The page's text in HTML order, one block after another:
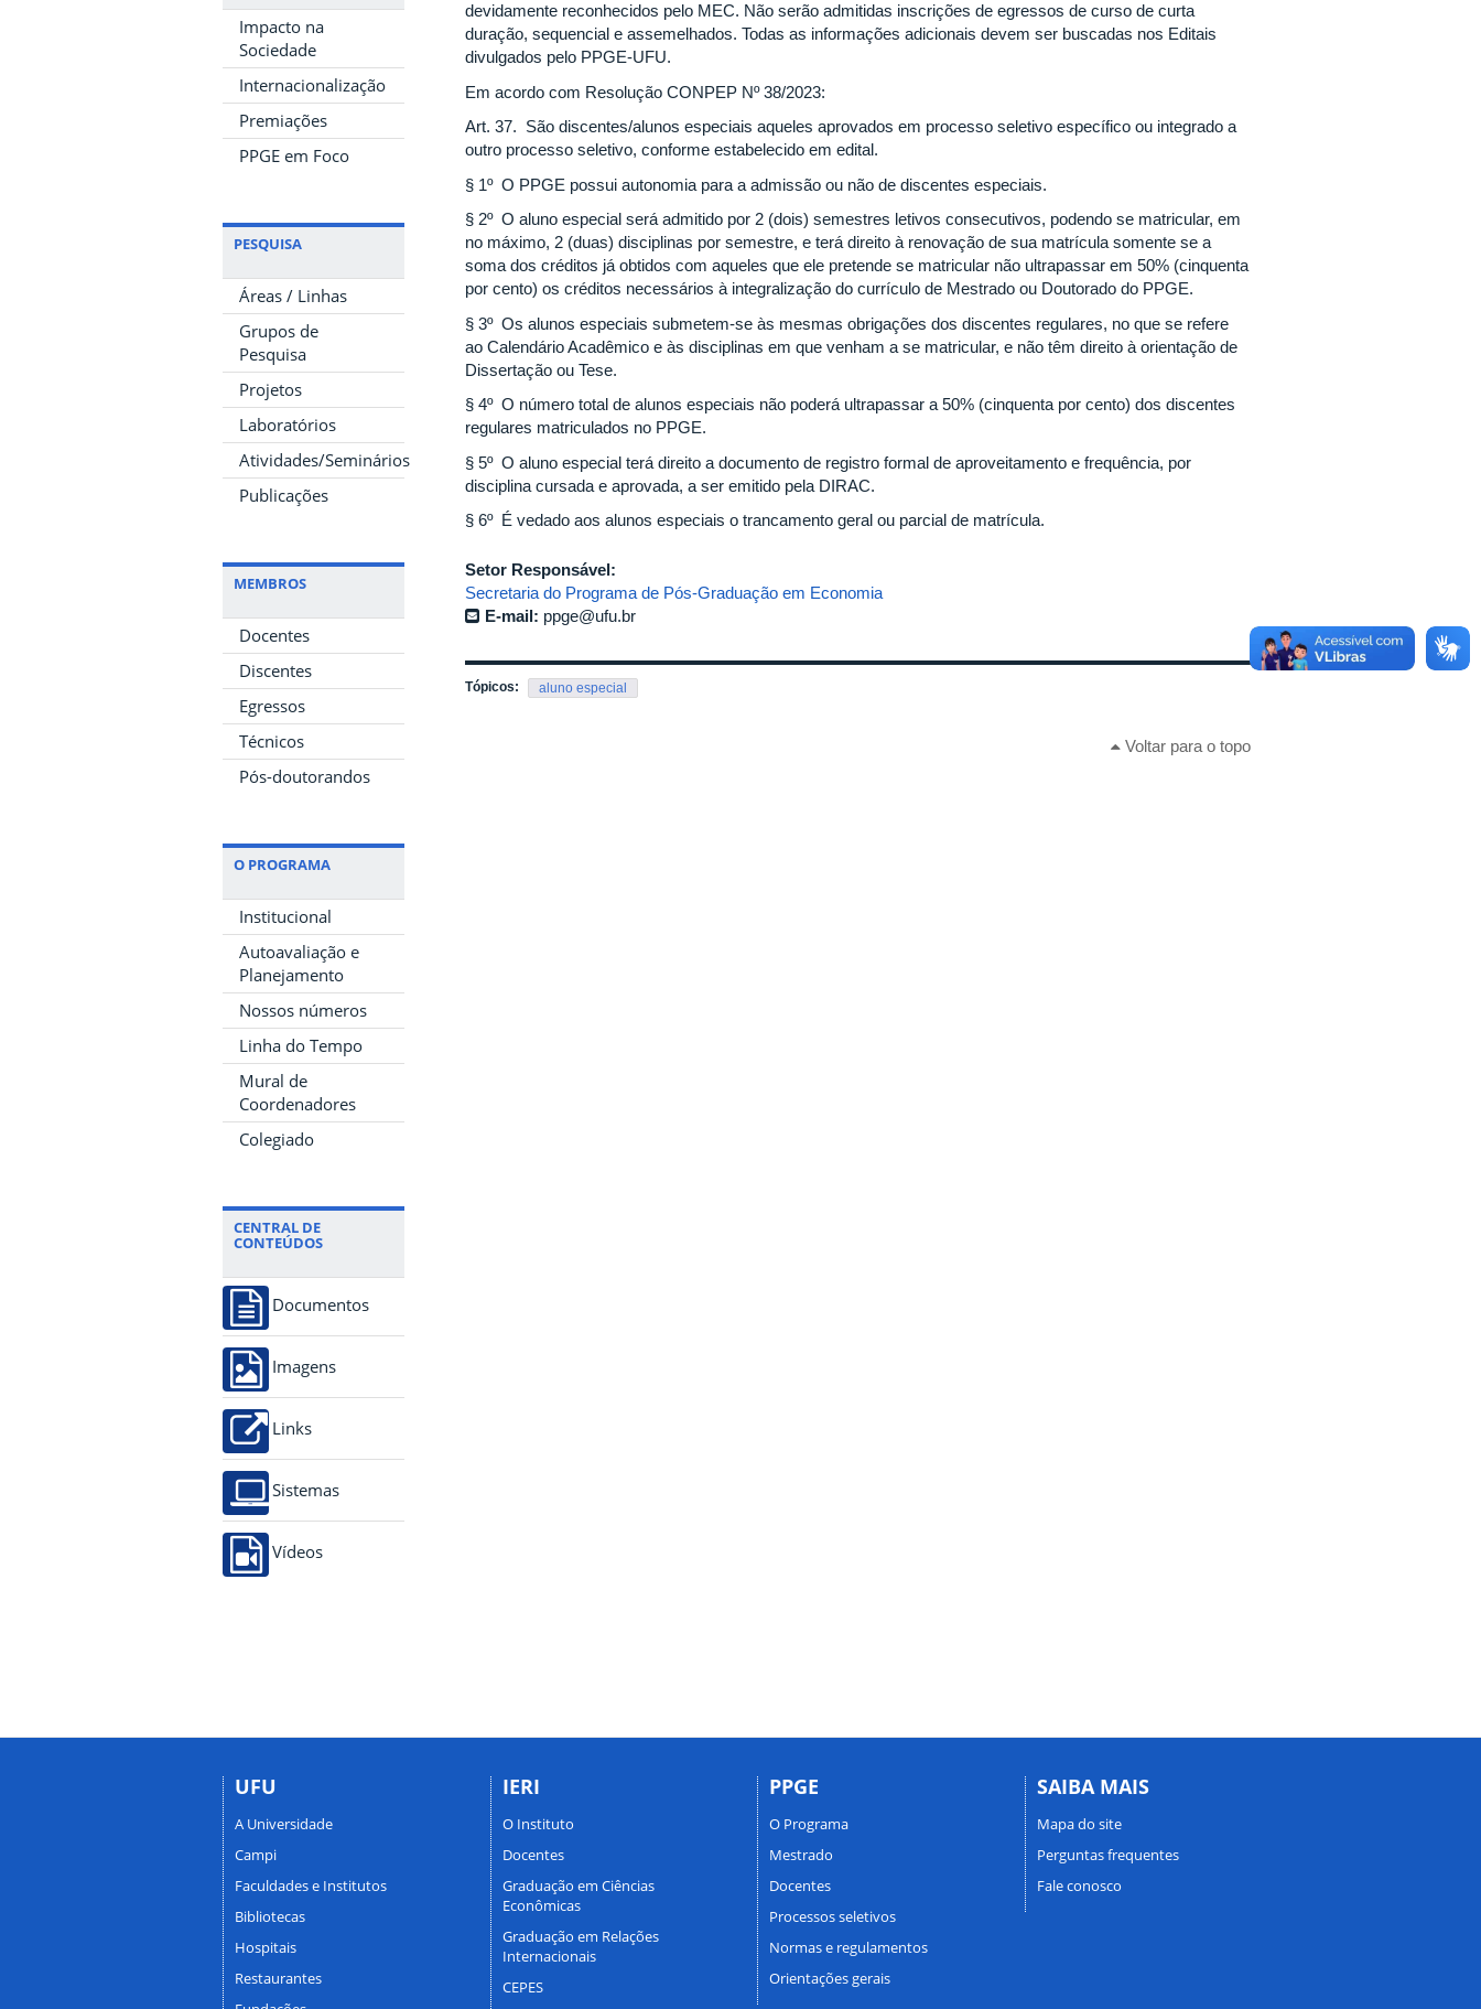
Impacto na
Sociedade
Internacionalização
Premiações
PPGE em Foco
PESQUISA
Áreas / Linhas
Grupos de
Pesquisa
Projetos
Laboratórios
Atividades/Seminários
Publicações
MEMBROS
Docentes
Discentes
Egressos
Técnicos
Pós-doutorandos
O PROGRAMA
Institucional
Autoavaliação e
Planejamento
Nossos números
Linha do Tempo
Mural de
Coordenadores
Colegiado
CENTRAL DE
CONTEÚDOS
Documentos
Imagens
Links
Sistemas
Vídeos
devidamente reconhecidos pelo MEC. Não serão admitidas inscrições de egressos de curso de curta
duração, sequencial e assemelhados. Todas as informações adicionais devem ser buscadas nos Editais
divulgados pelo PPGE-UFU.
Em acordo com Resolução CONPEP Nº 38/2023:
Art. 37. São discentes/alunos especiais aqueles aprovados em processo seletivo específico ou integrado a
outro processo seletivo, conforme estabelecido em edital.
§ 1º O PPGE possui autonomia para a admissão ou não de discentes especiais.
§ 2º O aluno especial será admitido por 2 (dois) semestres letivos consecutivos, podendo se matricular, em
no máximo, 2 (duas) disciplinas por semestre, e terá direito à renovação de sua matrícula somente se a
soma dos créditos já obtidos com aqueles que ele pretende se matricular não ultrapassar em 50% (cinquenta
por cento) os créditos necessários à integralização do currículo de Mestrado ou Doutorado do PPGE.
§ 3º Os alunos especiais submetem-se às mesmas obrigações dos discentes regulares, no que se refere
ao Calendário Acadêmico e às disciplinas em que venham a se matricular, e não têm direito à orientação de
Dissertação ou Tese.
§ 4º O número total de alunos especiais não poderá ultrapassar a 50% (cinquenta por cento) dos discentes
regulares matriculados no PPGE.
§ 5º O aluno especial terá direito a documento de registro formal de aproveitamento e frequência, por
disciplina cursada e aprovada, a ser emitido pela DIRAC.
§ 6º É vedado aos alunos especiais o trancamento geral ou parcial de matrícula.
Setor Responsável:
Secretaria do Programa de Pós-Graduação em Economia
E-mail: ppge@ufu.br
Tópicos: aluno especial
Voltar para o topo
UFU
A Universidade
Campi
Faculdades e Institutos
Bibliotecas
Hospitais
Restaurantes
IERI
O Instituto
Docentes
Graduação em Ciências
Econômicas
Graduação em Relações
Internacionais
CEPES
PPGE
O Programa
Mestrado
Docentes
Processos seletivos
Normas e regulamentos
Orientações gerais
SAIBA MAIS
Mapa do site
Perguntas frequentes
Fale conosco